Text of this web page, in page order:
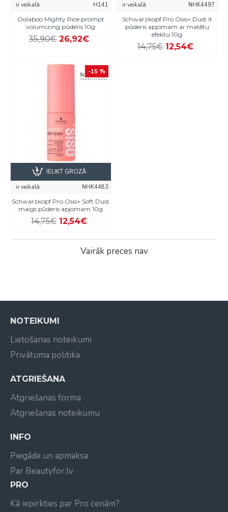
ir veikalā
H141
Oolaboo Mighty Rice prompt
volumizing pūderis 10g
35,90€ 26,92€
ir veikalā
NHK4497
Schwarzkopf Pro Osis+ Dust it
pūderis apjomam ar matētu
efektu 10g
14,75€ 12,54€
-15 %
ir veikalā
NHK4483
Schwarzkopf Pro Osis+ Soft Dust
maigs pūderis apjomam 10g
14,75€ 12,54€
IELIKT GROZĀ
Vairāk preces nav
NOTEIKUMI
Lietošanas noteikumi
Privātuma politika
ATGRIEŠANA
Atgriešanas forma
Atgriešanas noteikumu
INFO
Piegāde un apmaksa
Par Beautyfor.lv
PRO
Kā iepirkties par Pro cenām?